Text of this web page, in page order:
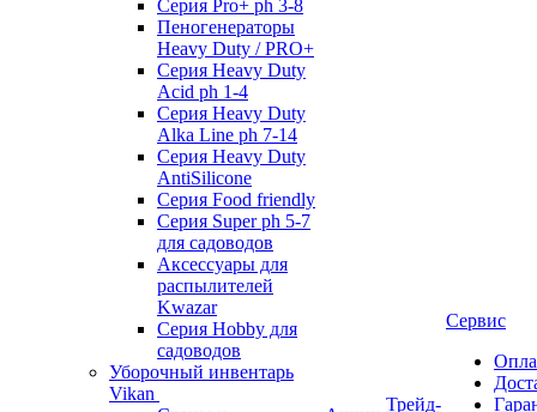
Серия Pro+ ph 3-8
Пеногенераторы
Heavy Duty / PRO+
Серия Heavy Duty
Acid ph 1-4
Серия Heavy Duty
Alka Line ph 7-14
Серия Heavy Duty
AntiSilicone
Серия Food friendly
Серия Super ph 5-7
для садоводов
Аксессуары для
распылителей
Kwazar
Серия Hobby для
садоводов
Уборочный инвентарь
Vikan
Трейд-
Сервис